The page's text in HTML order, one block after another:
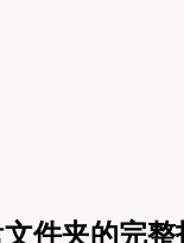
件夹的完整